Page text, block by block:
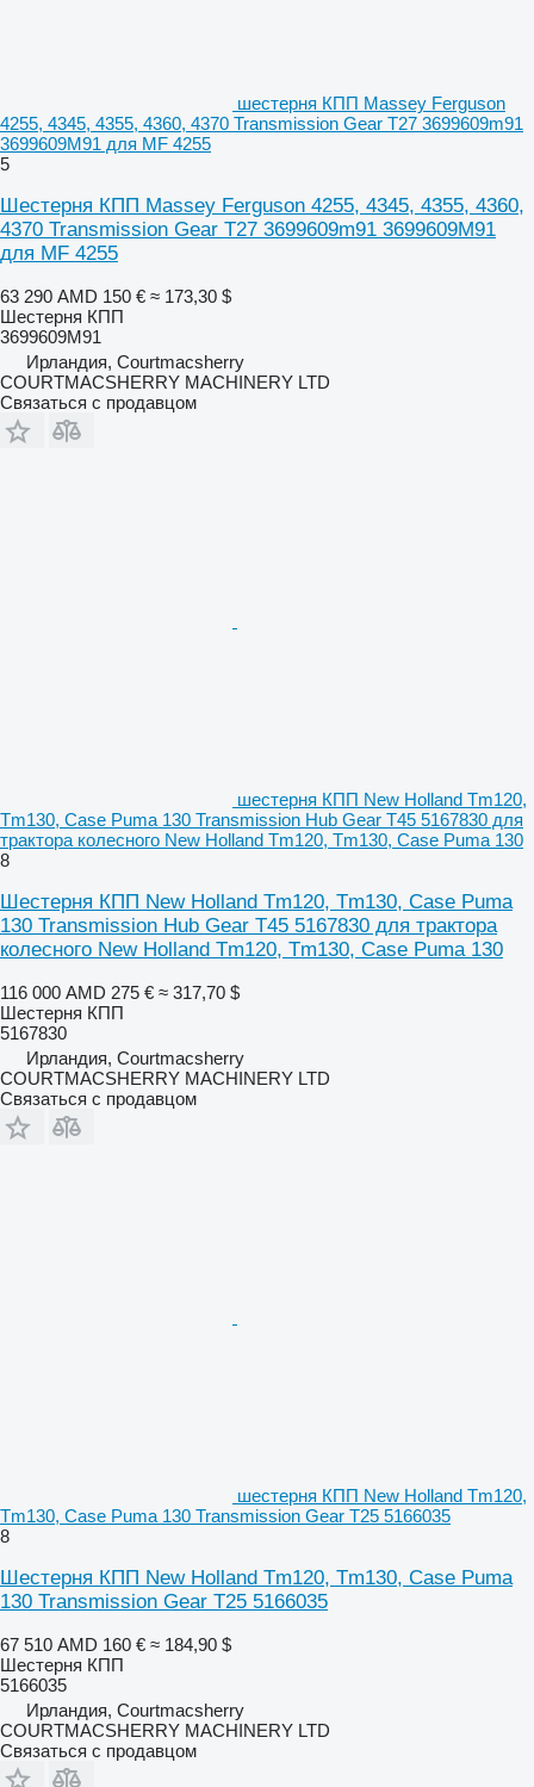
шестерня КПП Massey Ferguson
4255, 4345, 4355, 4360, 4370 Transmission Gear T27 3699609m91
3699609M91 для MF 4255
5
Шестерня КПП Massey Ferguson 4255, 4345, 4355, 4360,
4370 Transmission Gear T27 3699609m91 3699609M91
для MF 4255
63 290 AMD 150 € ≈ 173,30 $
Шестерня КПП
3699609M91
Ирландия, Courtmacsherry
COURTMACSHERRY MACHINERY LTD
Связаться с продавцом
шестерня КПП New Holland Tm120,
Tm130, Case Puma 130 Transmission Hub Gear T45 5167830 для
трактора колесного New Holland Tm120, Tm130, Case Puma 130
8
Шестерня КПП New Holland Tm120, Tm130, Case Puma
130 Transmission Hub Gear T45 5167830 для трактора
колесного New Holland Tm120, Tm130, Case Puma 130
116 000 AMD 275 € ≈ 317,70 $
Шестерня КПП
5167830
Ирландия, Courtmacsherry
COURTMACSHERRY MACHINERY LTD
Связаться с продавцом
шестерня КПП New Holland Tm120,
Tm130, Case Puma 130 Transmission Gear T25 5166035
8
Шестерня КПП New Holland Tm120, Tm130, Case Puma
130 Transmission Gear T25 5166035
67 510 AMD 160 € ≈ 184,90 $
Шестерня КПП
5166035
Ирландия, Courtmacsherry
COURTMACSHERRY MACHINERY LTD
Связаться с продавцом